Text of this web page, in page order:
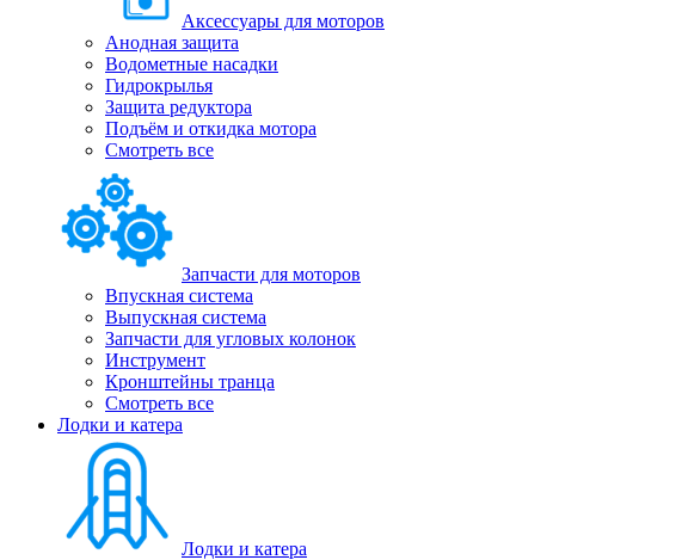
Аксессуары для моторов
Анодная защита
Водометные насадки
Гидрокрылья
Защита редуктора
Подъём и откидка мотора
Смотреть все
Запчасти для моторов
Впускная система
Выпускная система
Запчасти для угловых колонок
Инструмент
Кронштейны транца
Смотреть все
Лодки и катера
Лодки и катера